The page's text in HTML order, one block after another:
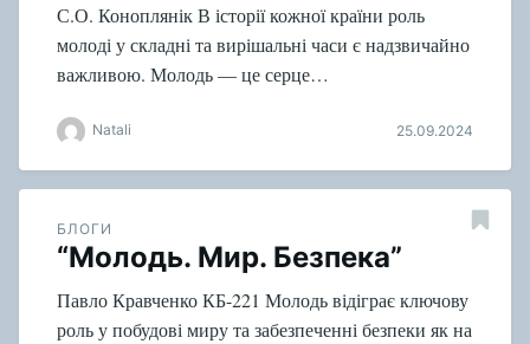
С.О. Коноплянік В історії кожної країни роль
молоді у складні та вирішальні часи є надзвичайно
важливою. Молодь — це серце…
Natali 25.09.2024
БЛОГИ
“Молодь. Мир. Безпека”
Павло Кравченко КБ-221 Молодь відіграє ключову
роль у побудові миру та забезпеченні безпеки як на